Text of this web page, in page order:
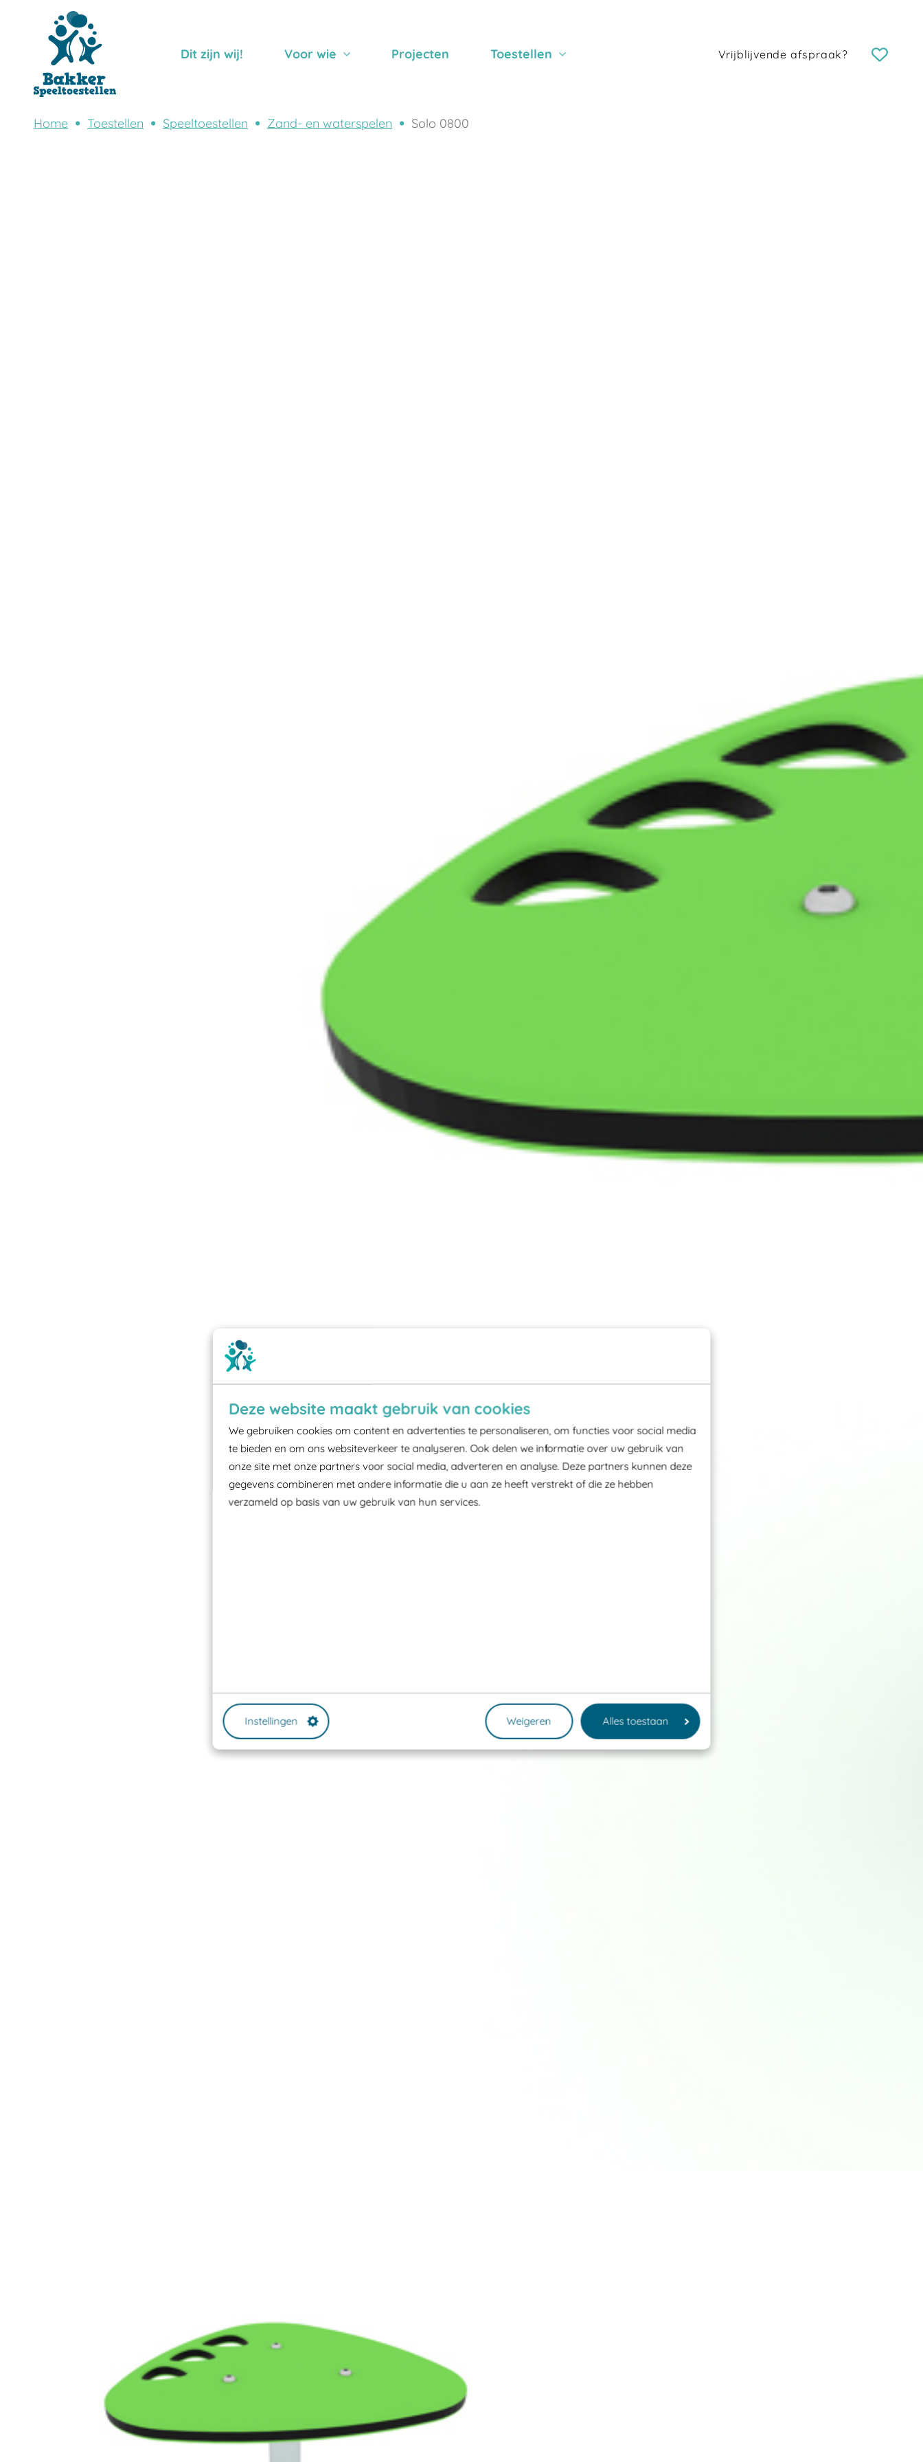
Deze website maakt gebruik van cookies
We gebruiken cookies om content en advertenties te personaliseren, om functies voor social media
te bieden en om ons websiteverkeer te analyseren. Ook delen we informatie over uw gebruik van
onze site met onze partners voor social media, adverteren en analyse. Deze partners kunnen deze
gegevens combineren met andere informatie die u aan ze heeft verstrekt of die ze hebben
verzameld op basis van uw gebruik van hun services.
Instellingen Weigeren Alles toestaan
Dit zijn wij! Voor wie Projecten Toestellen Vrijblijvende afspraak?
Home Toestellen Speeltoestellen Zand- en waterspelen Solo 0800